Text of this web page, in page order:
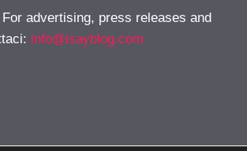
advertising, press releases and
: info@isayblog.com